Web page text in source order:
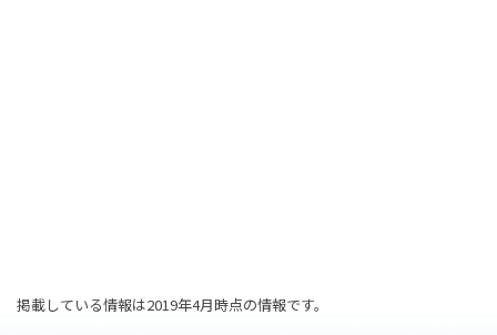
掲載している情報は2019年4月時点の情報です。